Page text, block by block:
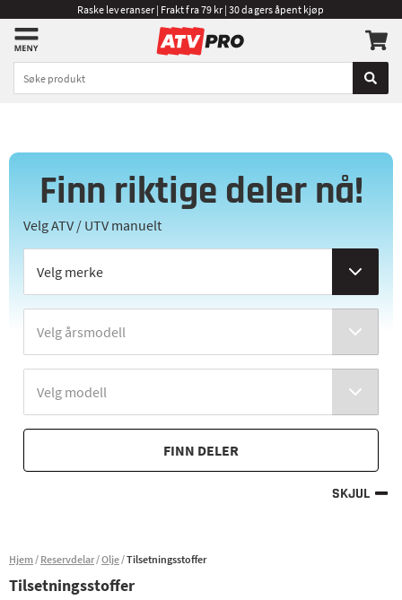
Raske leveranser | Frakt fra 79 kr | 30 dagers åpent kjøp
Finn riktige deler nå!
Velg ATV / UTV manuelt
FINN DELER
SKJUL
Hjem Reservdelar Olje Tilsetningsstoffer
Tilsetningsstoffer